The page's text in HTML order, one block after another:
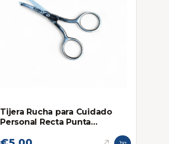
Tijera Rucha para Cuidado
Personal Recta Punta